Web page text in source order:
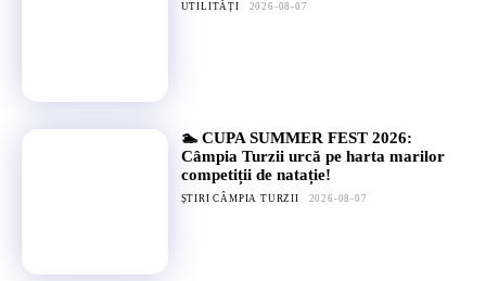
UTILITĂȚI 2026-08-07
🏊 CUPA SUMMER FEST 2026:
Câmpia Turzii urcă pe harta marilor
competiții de natație!
ȘTIRI CÂMPIA TURZII 2026-08-07